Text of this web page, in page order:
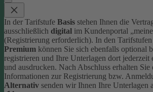
In der Tarifstufe Basis stehen Ihnen die
ausschließlich digital im Kundenportal
(Registrierung erforderlich). In den Tarifstufen
Premium können Sie sich ebenfalls optional
registrieren und Ihre Unterlagen dort jederzeit
und ausdrucken. Nach Abschluss erhalten
Informationen zur Registrierung bzw.
Alternativ senden wir Ihnen Ihre Unterlagen